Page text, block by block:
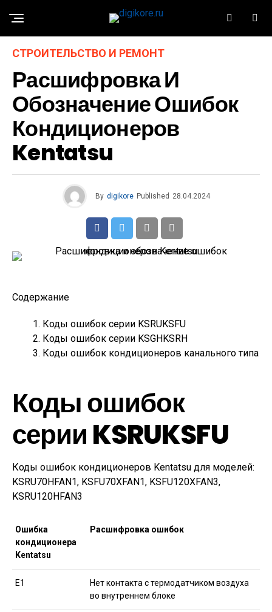
СТРОИТЕЛЬСТВО И РЕМОНТ
Расшифровка И
Обозначение Ошибок
Кондиционеров
Kentatsu
By digikore Published 28.04.2024
Содержание
Коды ошибок серии KSRUKSFU
Коды ошибок серии KSGHKSRH
Коды ошибок кондиционеров канального типа
Коды ошибок
серии KSRUKSFU
Коды ошибок кондиционеров Kentatsu для моделей:
KSRU70HFAN1, KSFU70XFAN1, KSFU120XFAN3,
KSRU120HFAN3
Ошибка
кондиционера
Kentatsu
Расшифровка ошибок
Е1
Нет контакта с термодатчиком воздуха
во внутреннем блоке